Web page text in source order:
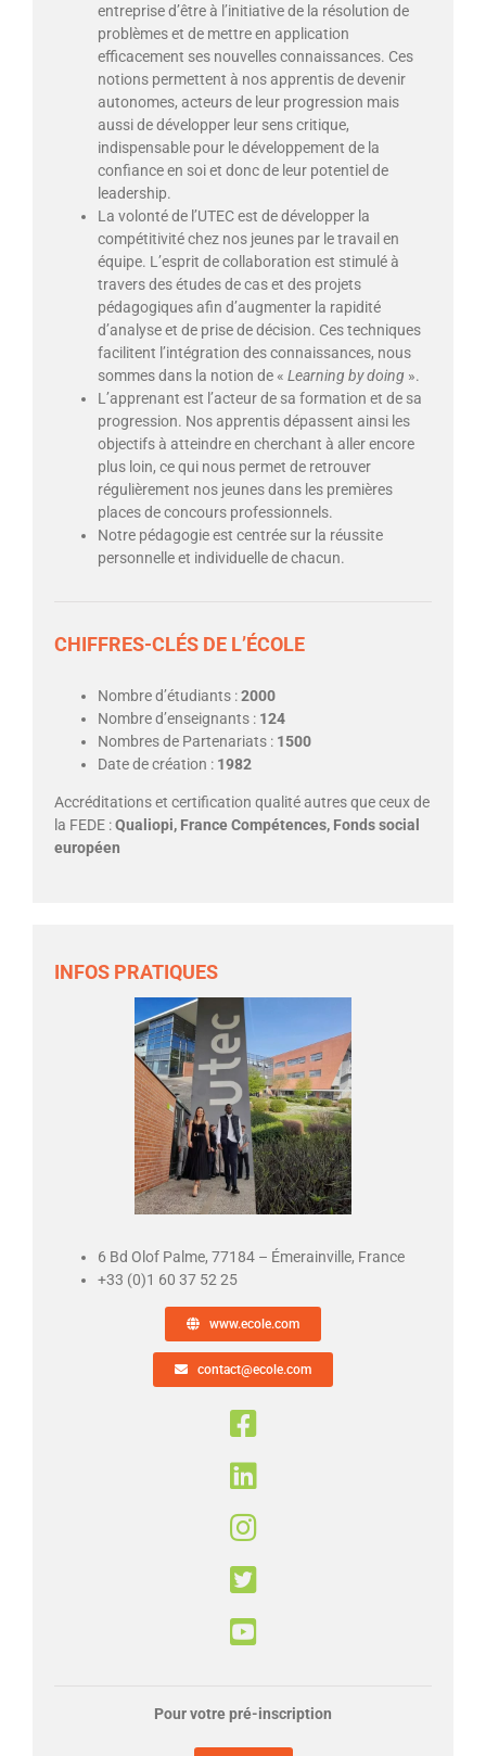
entreprise d’être à l’initiative de la résolution de
problèmes et de mettre en application
efficacement ses nouvelles connaissances. Ces
notions permettent à nos apprentis de devenir
autonomes, acteurs de leur progression mais
aussi de développer leur sens critique,
indispensable pour le développement de la
confiance en soi et donc de leur potentiel de
leadership.
La volonté de l’UTEC est de développer la
compétitivité chez nos jeunes par le travail en
équipe. L’esprit de collaboration est stimulé à
travers des études de cas et des projets
pédagogiques afin d’augmenter la rapidité
d’analyse et de prise de décision. Ces techniques
facilitent l’intégration des connaissances, nous
sommes dans la notion de « Learning bydoing ».
L’apprenant est l’acteur de sa formation et de sa
progression. Nos apprentis dépassent ainsi les
objectifs à atteindre en cherchant à aller encore
plus loin, ce qui nous permet de retrouver
régulièrement nos jeunes dans les premières
places de concours professionnels.
Notre pédagogie est centrée sur la réussite
personnelle et individuelle de chacun.
CHIFFRES-CLÉS DE L’ÉCOLE
Nombre d’étudiants :2000
Nombre d’enseignants : 124
Nombres de Partenariats : 1500
Date de création : 1982
Accréditations et certification qualité autres que ceux de
la FEDE :Qualiopi, France Compétences, Fonds social
européen
INFOS PRATIQUES
6 Bd Olof Palme, 77184 – Émerainville, France
+33 (0)1 60 37 52 25
www.ecole.com
contact@ecole.com
Pour votre pré-inscription